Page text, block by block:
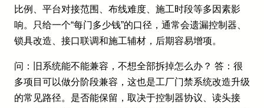
比例、平台对接范围、布线难度、施工时段等多因素影
响。只给一个“每门多少钱”的口径，通常会遗漏控制器、
锁具改造、接口联调和施工辅材，后期容易增项。
问：旧系统能不能兼容，不想全部拆掉怎么办？ 答：很
多项目可以做分阶段兼容，这也是工厂门禁系统改造升级
的常见路径。是否能保留，取决于控制器协议、读头接